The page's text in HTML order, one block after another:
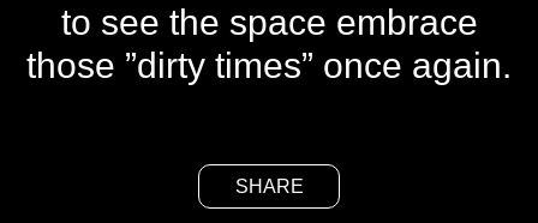
to see the space embrace
those ”dirty times” once again.
SHARE